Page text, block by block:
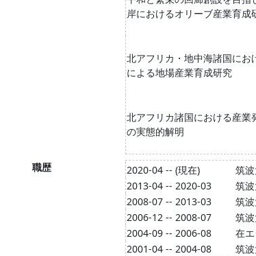
岸におけるオリーブ産業育成
北アフリカ・地中海諸国にお
による地場産業育成研究
北アフリカ諸国における産業
の実態的解明
職歴 2020-04 -- (現在)
筑
2013-04 -- 2020-03
筑
2008-07 -- 2013-03
筑
2006-12 -- 2008-07
筑
2004-09 -- 2006-08
在
2001-04 -- 2004-08
筑